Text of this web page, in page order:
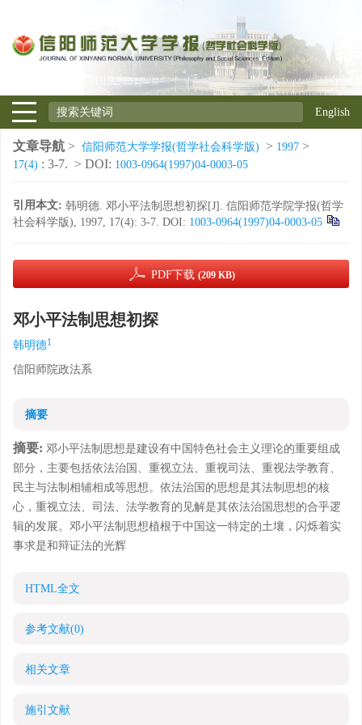
English
文章导航 > 信阳师范大学学报(哲学社会科学版) > 1997 >
17(4) : 3-7. > DOI: 1003-0964(1997)04-0003-05
引用本文: 韩明德. 邓小平法制思想初探[J]. 信阳师范学院学报(哲学
社会科学版), 1997, 17(4): 3-7. DOI: 1003-0964(1997)04-0003-05
PDF下载 (209 KB)
邓小平法制思想初探
韩明德1
信阳师院政法系
摘要
摘要: 邓小平法制思想是建设有中国特色社会主义理论的重要组成
部分，主要包括依法治国、重视立法、重视司法、重视法学教育、
民主与法制相辅相成等思想。依法治国的思想是其法制思想的核
心，重视立法、司法、法学教育的见解是其依法治国思想的合乎逻
辑的发展。邓小平法制思想植根于中国这一特定的土壤，闪烁着实
事求是和辩证法的光辉
HTML全文
参考文献(0)
相关文章
施引文献